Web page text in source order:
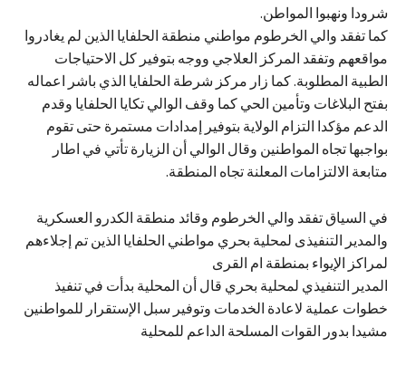
شرودا ونهبوا المواطن.
كما تفقد والي الخرطوم مواطني منطقة الحلفايا الذين لم يغادروا
مواقعهم وتفقد المركز العلاجي ووجه بتوفير كل الاحتياجات
الطبية المطلوبة. كما زار مركز شرطة الحلفايا الذي باشر اعماله
بفتح البلاغات وتأمين الحي كما وقف الوالي تكايا الحلفايا وقدم
الدعم مؤكدا التزام الولاية بتوفير إمدادات مستمرة حتى تقوم
بواجبها تجاه المواطنين وقال الوالي أن الزيارة تأتي في اطار
متابعة الالتزامات المعلنة تجاه المنطقة.
في السياق تفقد والي الخرطوم وقائد منطقة الكدرو العسكرية
والمدير التنفيذى لمحلية بحري مواطني الحلفايا الذين تم إجلاءهم
لمراكز الإيواء بمنطقة ام القرى
المدير التنفيذي لمحلية بحري قال أن المحلية بدأت في تنفيذ
خطوات عملية لاعادة الخدمات وتوفير سبل الإستقرار للمواطنين
مشيدا بدور القوات المسلحة الداعم للمحلية